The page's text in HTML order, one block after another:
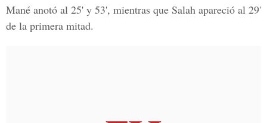
Mané anotó al 25' y 53', mientras que Salah apareció al 29'
de la primera mitad.